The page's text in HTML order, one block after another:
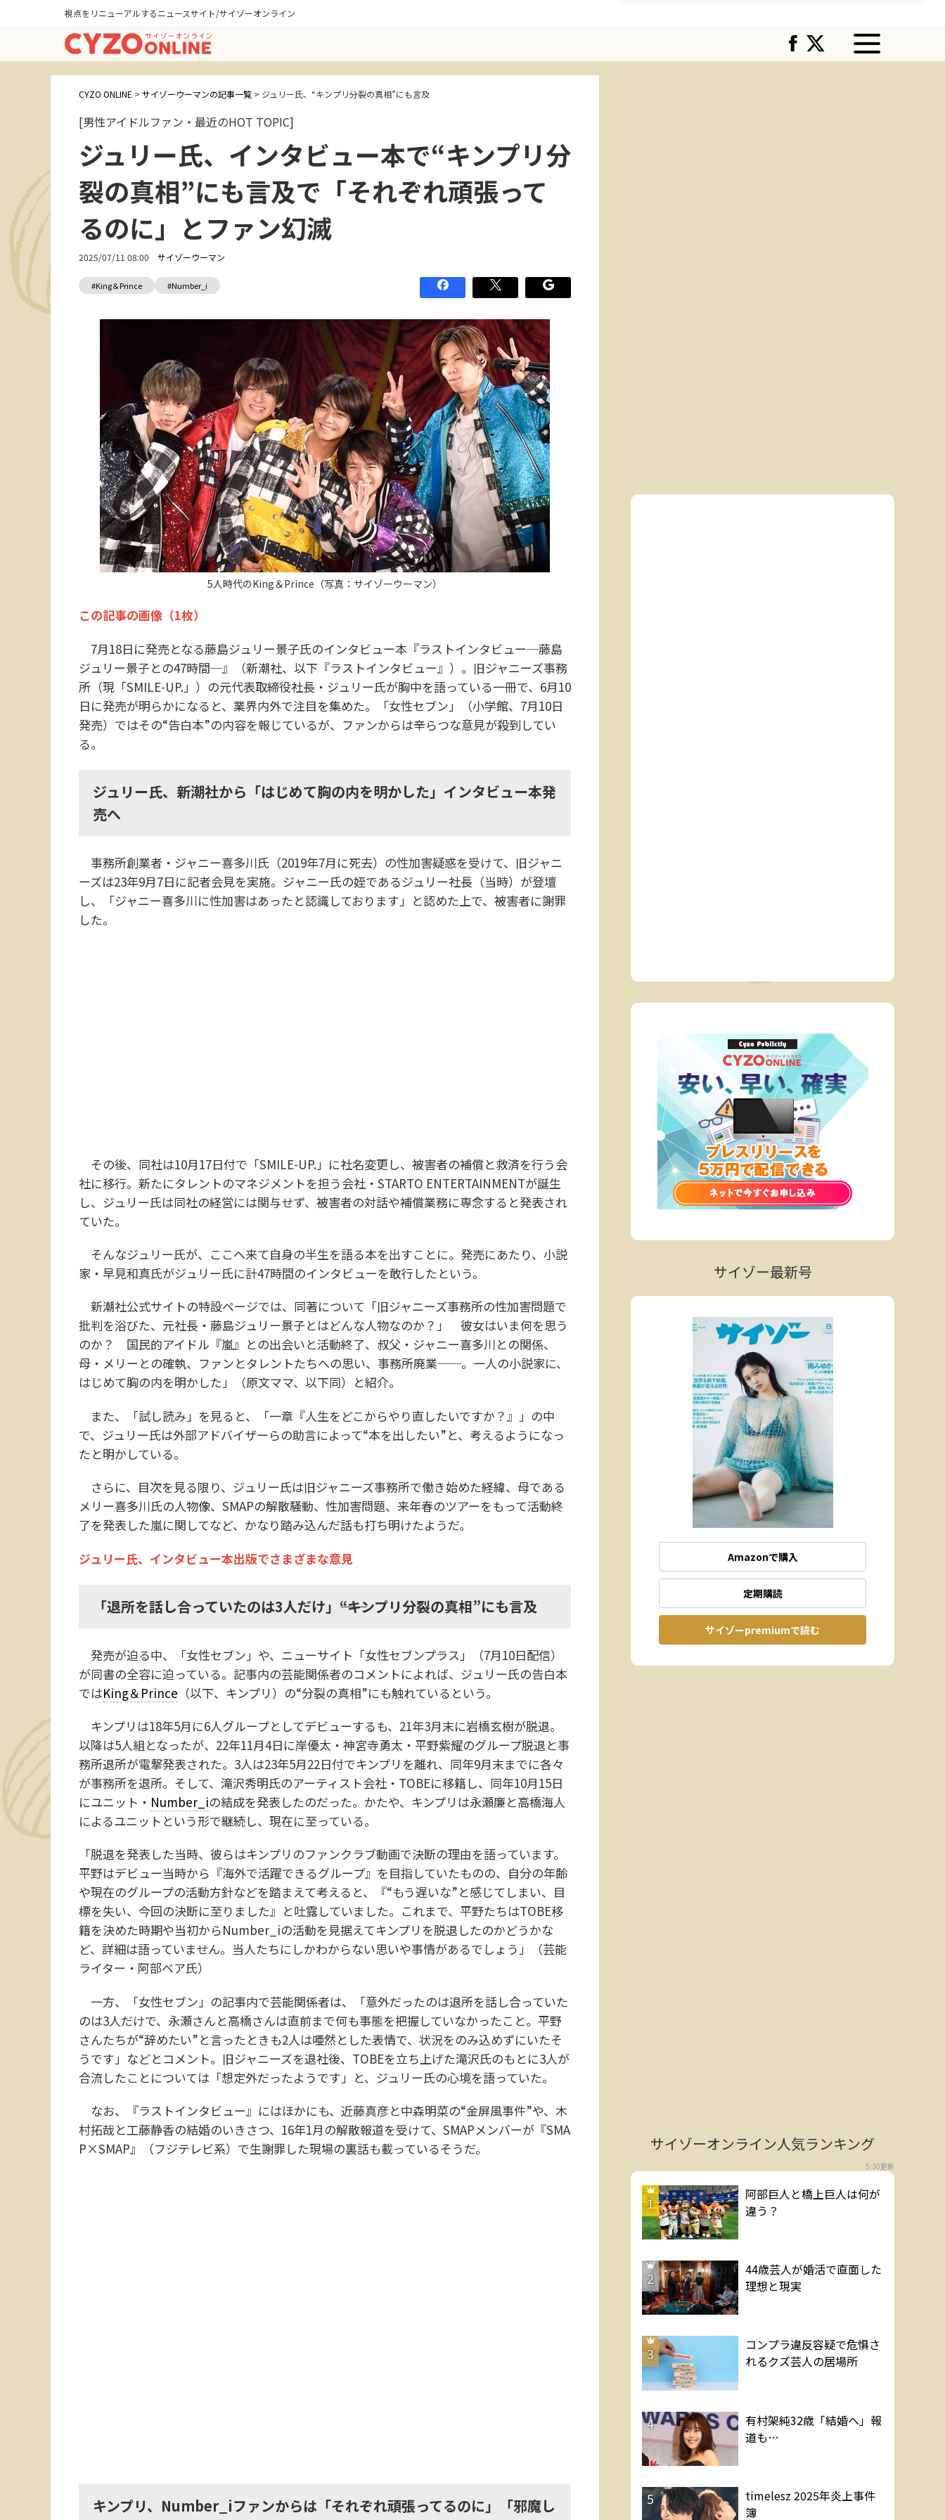
視点をリニューアルするニュースサイト/サイゾーオンライン
CYZO ONLINE > サイゾーウーマンの記事一覧 > ジュリー氏、“キンプリ分裂の真相”にも言及
[男性アイドルファン・最近のHOT TOPIC]
ジュリー氏、インタビュー本で“キンプリ分
裂の真相”にも言及で「それぞれ頑張って
るのに」とファン幻滅
2025/07/11 08:00 サイゾーウーマン
#King＆Prince #Number_i
5人時代のKing＆Prince（写真：サイゾーウーマン）
この記事の画像（1枚）
7月18日に発売となる藤島ジュリー景子氏のインタビュー本『ラストインタビュー─藤島
ジュリー景子との47時間─』（新潮社、以下『ラストインタビュー』）。旧ジャニーズ事務
所（現「SMILE-UP.」）の元代表取締役社長・ジュリー氏が胸中を語っている一冊で、6月10
日に発売が明らかになると、業界内外で注目を集めた。「女性セブン」（小学館、7月10日
発売）ではその“告白本”の内容を報じているが、ファンからは辛らつな意見が殺到してい
る。
ジュリー氏、新潮社から「はじめて胸の内を明かした」インタビュー本発
売へ
事務所創業者・ジャニー喜多川氏（2019年7月に死去）の性加害疑惑を受けて、旧ジャニ
ーズは23年9月7日に記者会見を実施。ジャニー氏の姪であるジュリー社長（当時）が登壇
し、「ジャニー喜多川に性加害はあったと認識しております」と認めた上で、被害者に謝罪
した。
その後、同社は10月17日付で「SMILE-UP.」に社名変更し、被害者の補償と救済を行う会
社に移行。新たにタレントのマネジメントを担う会社・STARTO ENTERTAINMENTが誕生
し、ジュリー氏は同社の経営には関与せず、被害者の対話や補償業務に専念すると発表され
ていた。
そんなジュリー氏が、ここへ来て自身の半生を語る本を出すことに。発売にあたり、小説
家・早見和真氏がジュリー氏に計47時間のインタビューを敢行したという。
新潮社公式サイトの特設ページでは、同著について「旧ジャニーズ事務所の性加害問題で
批判を浴びた、元社長・藤島ジュリー景子とはどんな人物なのか？」 彼女はいま何を思う
のか？ 国民的アイドル『嵐』との出会いと活動終了、叔父・ジャニー喜多川との関係、
母・メリーとの確執、ファンとタレントたちへの思い、事務所廃業──。一人の小説家に、
はじめて胸の内を明かした」（原文ママ、以下同）と紹介。
また、「試し読み」を見ると、「一章『人生をどこからやり直したいですか？』」の中
で、ジュリー氏は外部アドバイザーらの助言によって“本を出したい”と、考えるようになっ
たと明かしている。
さらに、目次を見る限り、ジュリー氏は旧ジャニーズ事務所で働き始めた経緯、母である
メリー喜多川氏の人物像、SMAPの解散騒動、性加害問題、来年春のツアーをもって活動終
了を発表した嵐に関してなど、かなり踏み込んだ話も打ち明けたようだ。
ジュリー氏、インタビュー本出版でさまざまな意見
「退所を話し合っていたのは3人だけ」――“キンプリ分裂の真相”にも言及
発売が迫る中、「女性セブン」や、ニューサイト「女性セブンプラス」（7月10日配信）
が同書の全容に迫っている。記事内の芸能関係者のコメントによれば、ジュリー氏の告白本
ではKing＆Prince （以下、キンプリ）の“分裂の真相”にも触れているという。
キンプリは18年5月に6人グループとしてデビューするも、21年3月末に岩橋玄樹が脱退。
以降は5人組となったが、22年11月4日に岸優太・神宮寺勇太・平野紫耀のグループ脱退と事
務所退所が電撃発表された。3人は23年5月22日付でキンプリを離れ、同年9月末までに各々
が事務所を退所。そして、滝沢秀明氏のアーティスト会社・TOBEに移籍し、同年10月15日
にユニット・ Number_iの結成を発表したのだった。かたや、キンプリは永瀬廉と高橋海人
によるユニットという形で継続し、現在に至っている。
「脱退を発表した当時、彼らはキンプリのファンクラブ動画で決断の理由を語っています。
平野はデビュー当時から『海外で活躍できるグループ』を目指していたものの、自分の年齢
や現在のグループの活動方針などを踏まえて考えると、『“もう遅いな”と感じてしまい、目
標を失い、今回の決断に至りました』と吐露していました。これまで、平野たちはTOBE移
籍を決めた時期や当初からNumber_iの活動を見据えてキンプリを脱退したのかどうかな
ど、詳細は語っていません。当人たちにしかわからない思いや事情があるでしょう」（芸能
ライター・阿部ベア氏）
一方、「女性セブン」の記事内で芸能関係者は、「意外だったのは退所を話し合っていた
のは3人だけで、永瀬さんと高橋さんは直前まで何も事態を把握していなかったこと。平野
さんたちが“辞めたい”と言ったときも2人は唖然とした表情で、状況をのみ込めずにいたそ
うです」などとコメント。旧ジャニーズを退社後、TOBEを立ち上げた滝沢氏のもとに3人が
合流したことについては「想定外だったようです」と、ジュリー氏の心境を語っていた。
なお、『ラストインタビュー』にはほかにも、近藤真彦と中森明菜の“金屏風事件”や、木
村拓哉と工藤静香の結婚のいきさつ、16年1月の解散報道を受けて、SMAPメンバーが『SMA
P×SMAP』（フジテレビ系）で生謝罪した現場の裏話も載っているそうだ。
キンプリ、Number_iファンからは「それぞれ頑張ってるのに」「邪魔し
サイゾー最新号
Amazonで購入
定期購読
サイゾーpremiumで読む
サイゾーオンライン人気ランキング
5:30更新
1
阿部巨人と橋上巨人は何が
違う？
2
44歳芸人が婚活で直面した
理想と現実
3
コンプラ違反容疑で危惧さ
れるクズ芸人の居場所
4
有村架純32歳「結婚へ」報
道も…
5
timelesz 2025年炎上事件
簿